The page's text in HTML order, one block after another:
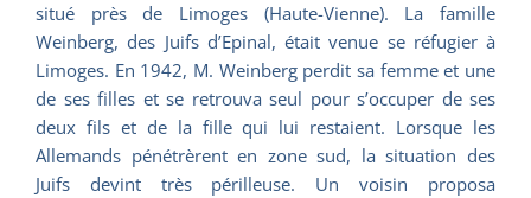
situé près de Limoges (Haute-Vienne). La famille
Weinberg, des Juifs d’Epinal, était venue se réfugier à
Limoges. En 1942, M. Weinberg perdit sa femme et une
de ses filles et se retrouva seul pour s’occuper de ses
deux fils et de la fille qui lui restaient. Lorsque les
Allemands pénétrèrent en zone sud, la situation des
Juifs devint très périlleuse. Un voisin proposa